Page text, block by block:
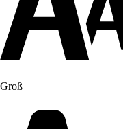
Groß